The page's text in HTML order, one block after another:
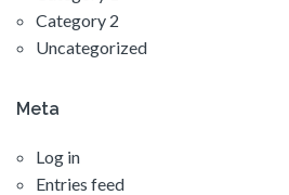
Category 2
Uncategorized
Meta
Log in
Entries feed